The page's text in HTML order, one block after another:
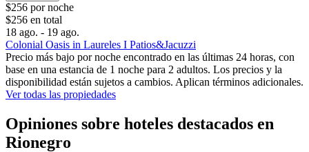
$256 por noche
$256 en total
18 ago. - 19 ago.
Colonial Oasis in Laureles I Patios&Jacuzzi
Precio más bajo por noche encontrado en las últimas 24 horas, con
base en una estancia de 1 noche para 2 adultos. Los precios y la
disponibilidad están sujetos a cambios. Aplican términos adicionales.
Ver todas las propiedades
Opiniones sobre hoteles destacados en
Rionegro